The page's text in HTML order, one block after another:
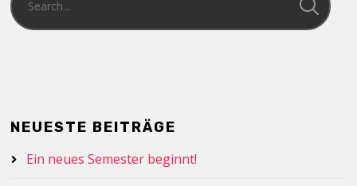
NEUESTE BEITRÄGE
Ein neues Semester beginnt!